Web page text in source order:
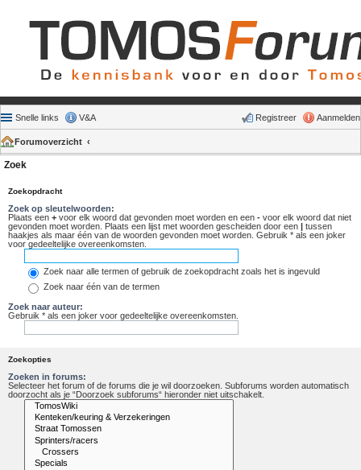
Snelle links V&A Aanmelden
Registreer
Forumoverzicht
Zoek
Zoekopdracht
Zoek op sleutelwoorden:
Plaats een + voor elk woord dat gevonden moet worden en een - voor elk woord dat niet
gevonden moet worden. Plaats een lijst met woorden gescheiden door een | tussen
haakjes als maar één van de woorden gevonden moet worden. Gebruik * als een joker
voor gedeeltelijke overeenkomsten.
Zoek naar alle termen of gebruik de zoekopdracht zoals het is ingevuld
Zoek naar één van de termen
Zoek naar auteur:
Gebruik * als een joker voor gedeeltelijke overeenkomsten.
Zoekopties
Zoeken in forums:
Selecteer het forum of de forums die je wil doorzoeken. Subforums worden automatisch
doorzocht als je “Doorzoek subforums“ hieronder niet uitschakelt.